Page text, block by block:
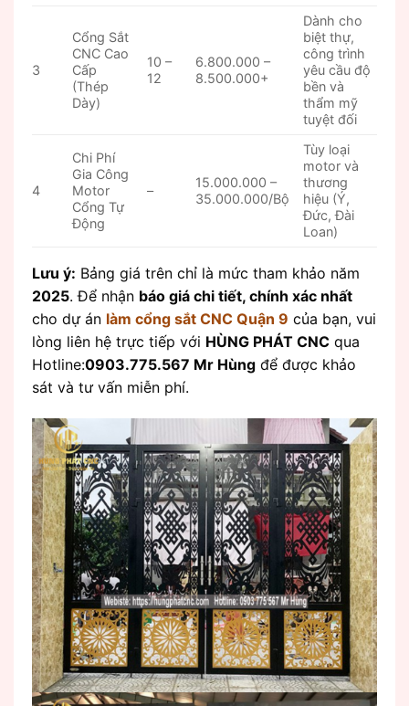
3
Cổng Sắt
CNC Cao
Cấp
(Thép
Dày)
10 –
12
6.800.000 –
8.500.000+
Dành cho
biệt thự,
công trình
yêu cầu độ
bền và
thẩm mỹ
tuyệt đối
4
Chi Phí
Gia Công
Motor
Cổng Tự
Động
–
15.000.000 –
35.000.000/Bộ
Tùy loại
motor và
thương
hiệu (Ý,
Đức, Đài
Loan)
Lưu ý: Bảng giá trên chỉ là mức tham khảo năm
2025. Để nhận báo giá chi tiết, chính xác nhất
cho dự án làm cổng sắt CNC Quận 9 của bạn, vui
lòng liên hệ trực tiếp với HÙNG PHÁT CNC qua
Hotline:0903.775.567 Mr Hùng để được khảo
sát và tư vấn miễn phí.